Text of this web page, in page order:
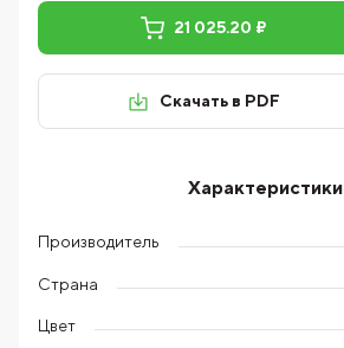
21 025.20 ₽
Скачать в PDF
Характеристики
Производитель
Страна
Цвет